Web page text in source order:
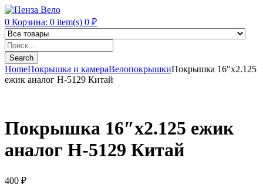
0 Корзина: 0 item(s) 0 ₽
Products
search
Search
HomeПокрышка и камераВелопокрышкиПокрышка 16″х2.125
ежик аналог Н-5129 Китай
Покрышка 16″х2.125 ежик
аналог Н-5129 Китай
400 ₽